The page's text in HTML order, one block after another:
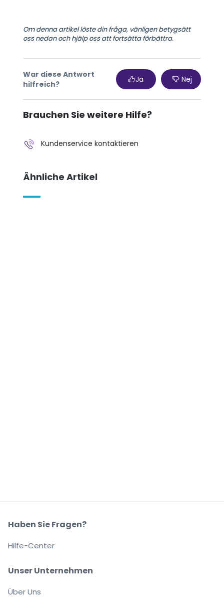
Om denna artikel löste din fråga, vänligen betygsätt
oss nedan och hjälp oss att fortsätta förbättra.
War diese Antwort
hilfreich?
Ja Nej
Brauchen Sie weitere Hilfe?
Kundenservice kontaktieren
Ähnliche Artikel
Unser Unternehmen
Über Uns
Haben Sie Fragen?
Hilfe-Center